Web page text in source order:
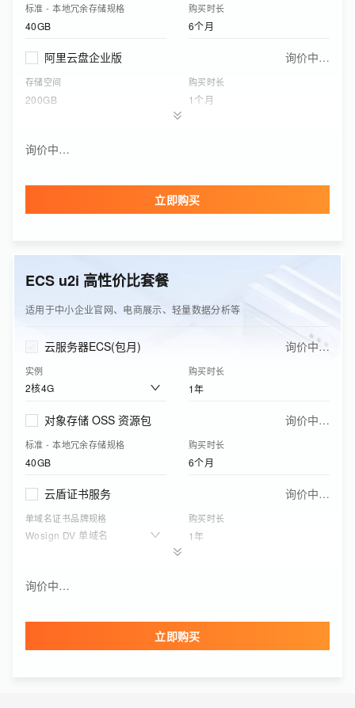
标准 - 本地冗余存储规格
40GB
购买时长
6个月
阿里云盘企业版 询价中…
存储空间
200GB
购买时长
1个月
实例网络类型
边缘安全加速资源包(可购买CDN/DCDN资源包、ESA基础版资源包)
下行流量 购买有效期
询价中…
立即购买
ECS u2i 高性价比套餐
适用于中小企业官网、电商展示、轻量数据分析等
云服务器ECS(包月) 询价中…
实例
2核4G
购买时长
1年
对象存储 OSS 资源包 询价中…
标准 - 本地冗余存储规格
40GB
购买时长
6个月
云盾证书服务 询价中…
单域名证书品牌规格
Wosign DV 单域名
购买时长
1年
版本
询价中…
立即购买